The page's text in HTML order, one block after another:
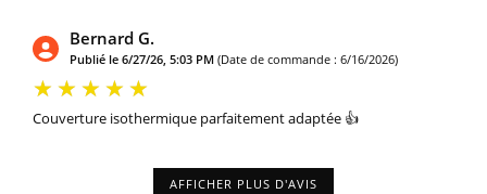
Bernard G.
Publié le 6/27/26, 5:03 PM (Date de commande : 6/16/2026)
Couverture isothermique parfaitement adaptée 👍
AFFICHER PLUS D'AVIS